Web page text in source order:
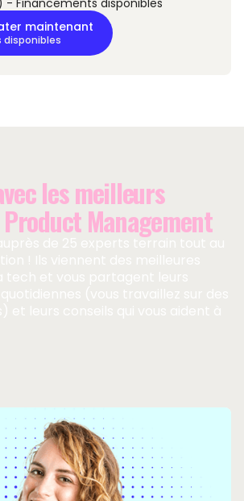
maintenant
disponibles
les meilleurs
Management
de 25 experts terrain tout au